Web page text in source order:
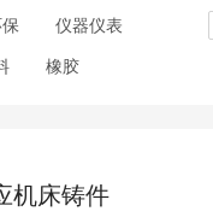
仪器仪表
橡胶
机床铸件